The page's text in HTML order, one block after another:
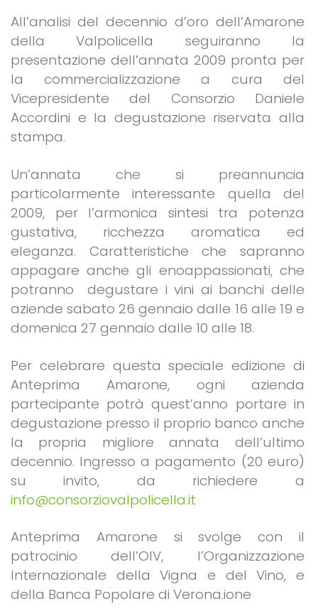
All’analisi del decennio d’oro dell’Amarone
della Valpolicella seguiranno la
presentazione dell’annata 2009 pronta per
la commercializzazione a cura del
Vicepresidente del Consorzio Daniele
Accordini e la degustazione riservata alla
stampa.
Un’annata che si preannuncia
particolarmente interessante quella del
2009, per l’armonica sintesi tra potenza
gustativa, ricchezza aromatica ed
eleganza. Caratteristiche che sapranno
appagare anche gli enoappassionati, che
potranno degustare i vini ai banchi delle
aziende sabato 26 gennaio dalle 16 alle 19 e
domenica 27 gennaio dalle 10 alle 18.
Per celebrare questa speciale edizione di
Anteprima Amarone, ogni azienda
partecipante potrà quest’anno portare in
degustazione presso il proprio banco anche
la propria migliore annata dell’ultimo
decennio. Ingresso a pagamento (20 euro)
su invito, da richiedere a
info@consorziovalpolicella.it
Anteprima Amarone si svolge con il
patrocinio dell’OIV, l’Organizzazione
Internazionale della Vigna e del Vino, e
della Banca Popolare di Verona.ione